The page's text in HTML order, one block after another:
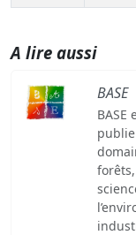
A lire aussi
BASE